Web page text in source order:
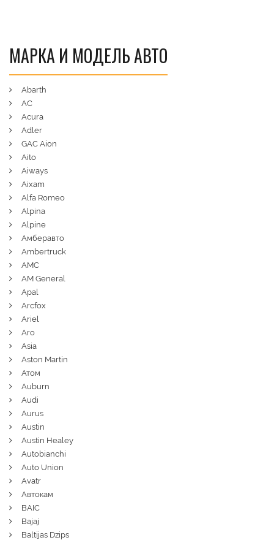
МАРКА И МОДЕЛЬ АВТО
Abarth
AC
Acura
Adler
GAC Aion
Aito
Aiways
Aixam
Alfa Romeo
Alpina
Alpine
Амберавто
Ambertruck
AMC
AM General
Apal
Arcfox
Ariel
Aro
Asia
Aston Martin
Атом
Auburn
Audi
Aurus
Austin
Austin Healey
Autobianchi
Auto Union
Avatr
Автокам
BAIC
Bajaj
Baltijas Dzips